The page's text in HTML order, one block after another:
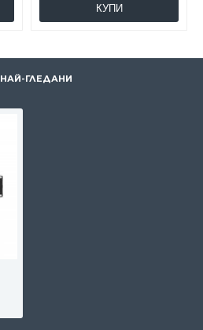
КУПИ
НАЙ-ГЛЕДАНИ